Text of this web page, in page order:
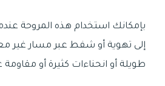
بإمكانك استخدام هذه المروحة
إلى تهوية أو شفط عبر مسار غير
طويلة أو انحناءات كثيرة أو مقاومة